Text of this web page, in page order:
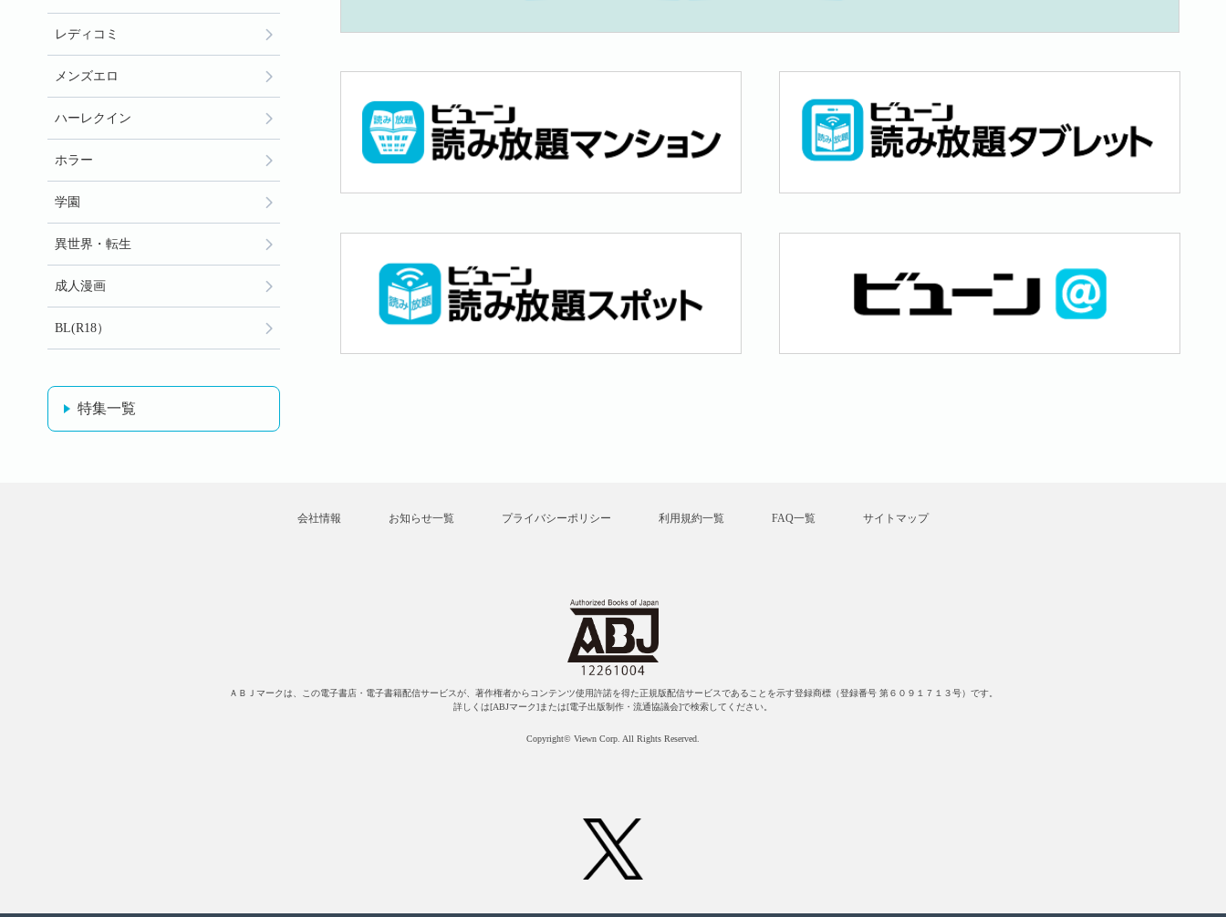
レディコミ
メンズエロ
ハーレクイン
ホラー
学園
異世界・転生
成人漫画
BL(R18）
特集一覧
会社情報 お知らせ一覧 プライバシーポリシー 利用規約一覧 FAQ一覧 サイトマップ
ＡＢＪマークは、この電子書店・電子書籍配信サービスが、著作権者からコンテンツ使用許諾を得た正規版配信サービスであることを示す登録商標（登録番号 第６０９１７１３号）です。
詳しくは[ABJマーク]または[電子出版制作・流通協議会]で検索してください。
Copyright© Viewn Corp. All Rights Reserved.